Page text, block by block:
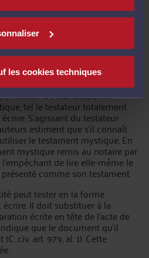
les cookies techniques
pas recourir au testament
forme requises que certaines
raison de leur état, avoir
tel le testateur totalement
S'agissant du testateur
estiment que s'il connaît
le testament mystique. En
mystique remis au notaire par
de lire elle-même le
comme son testament.
peut tester en la forme
Il doit substituer à la
écrite en tête de l'acte de
que le document qu'il
civ. art. 979, al. 1). Cette